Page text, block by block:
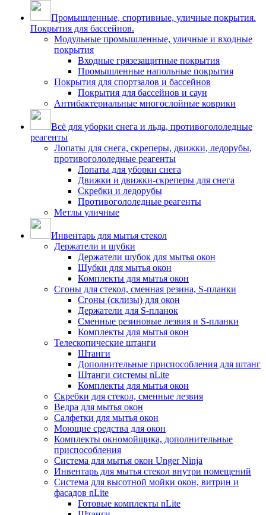
Промышленные, спортивные, уличные покрытия.
Покрытия для бассейнов.
Модульные промышленные, уличные и входные
покрытия
Входные грязезащитные покрытия
Промышленные напольные покрытия
Покрытия для спортзалов и бассейнов
Покрытия для бассейнов и саун
Антибактериальные многослойные коврики
Всё для уборки снега и льда, противогололедные
реагенты
Лопаты для снега, скреперы, движки, ледорубы,
противогололедные реагенты
Лопаты для уборки снега
Движки и движки-скреперы для снега
Скребки и ледорубы
Противогололедные реагенты
Метлы уличные
Инвентарь для мытья стекол
Держатели и шубки
Держатели шубок для мытья окон
Шубки для мытья окон
Комплекты для мытья окон
Сгоны для стекол, сменная резина, S-планки
Сгоны (склизы) для окон
Держатели для S-планок
Сменные резиновые лезвия и S-планки
Комплекты для мытья окон
Телескопические штанги
Штанги
Дополнительные приспособления для штанг
Штанги системы nLite
Комплекты для мытья окон
Скребки для стекол, сменные лезвия
Ведра для мытья окон
Салфетки для мытья окон
Моющие средства для окон
Комплекты окномойщика, дополнительные
приспособления
Система для мытья окон Unger Ninja
Инвентарь для мытья стекол внутри помещений
Система для высотной мойки окон, витрин и
фасадов nLite
Готовые комплекты nLite